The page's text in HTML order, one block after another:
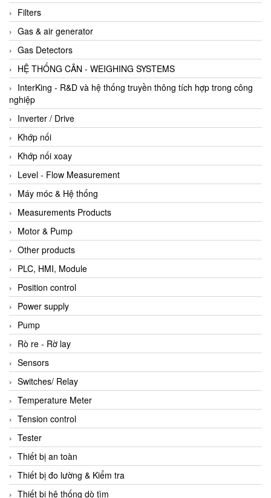
Filters
Gas & air generator
Gas Detectors
HỆ THỐNG CÂN - WEIGHING SYSTEMS
InterKing - R&D và hệ thống truyền thông tích hợp trong công
nghiệp
Inverter / Drive
Khớp nối
Khớp nối xoay
Level - Flow Measurement
Máy móc & Hệ thống
Measurements Products
Motor & Pump
Other products
PLC, HMI, Module
Position control
Power supply
Pump
Rò re - Rờ lay
Sensors
Switches/ Relay
Temperature Meter
Tension control
Tester
Thiết bị an toàn
Thiết bị đo lường & Kiểm tra
Thiết bị hệ thống dò tìm